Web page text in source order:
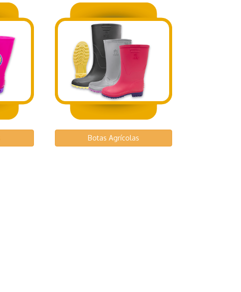
Botas Agrícolas